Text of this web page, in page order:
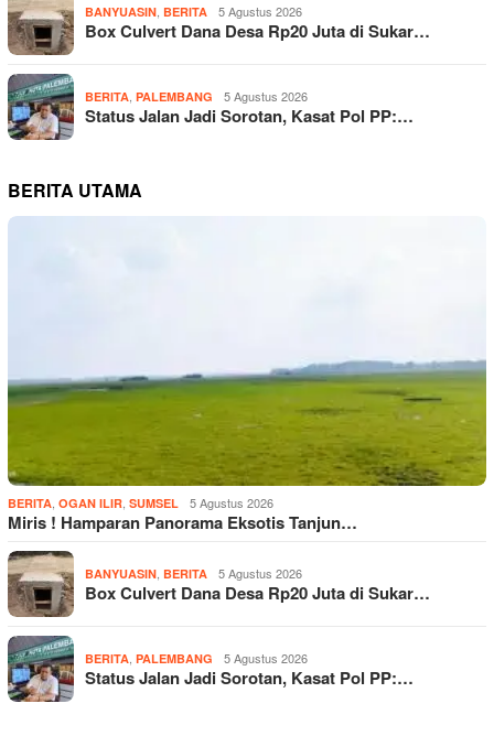
BANYUASIN BERITA 5 Agustus 2026
Box Culvert Dana Desa Rp20 Juta di Sukar…
BERITA PALEMBANG 5 Agustus 2026
Status Jalan Jadi Sorotan, Kasat Pol PP:…
BERITA UTAMA
BERITA, OGAN ILIR, SUMSEL 5 Agustus 2026
Miris ! Hamparan Panorama Eksotis Tanjun…
BANYUASIN, BERITA 5 Agustus 2026
Box Culvert Dana Desa Rp20 Juta di Sukar…
BERITA, PALEMBANG 5 Agustus 2026
Status Jalan Jadi Sorotan, Kasat Pol PP:…